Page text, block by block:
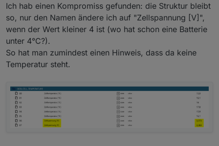
Ich hab einen Kompromiss gefunden: die Struktur bleibt
so, nur den Namen ändere ich auf "Zellspannung [V]",
wenn der Wert kleiner 4 ist (wo hat schon eine Batterie
unter 4°C?).
So hat man zumindest einen Hinweis, dass da keine
Temperatur steht.